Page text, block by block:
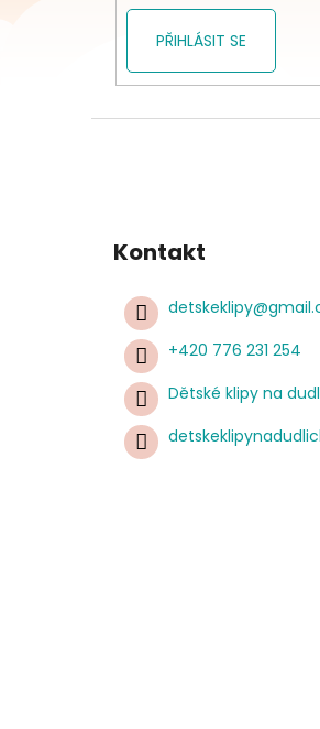
PŘIHLÁSIT SE
Kontakt
detskeklipy@
+420 776 231 254
Dětské klipy na